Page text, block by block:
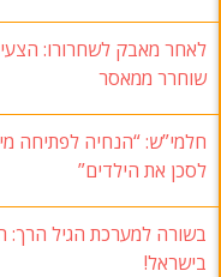
לאחר מאבק לשחרורו:
שוחרר ממאסר
חלמי”ש: “הנחיה לפתיחה
לסכן את הילדים”
בשורה למערכת הגיל הרך:
בישראל!